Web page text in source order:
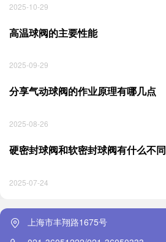
2025-10-29
高温球阀的主要性能
2025-09-29
分享气动球阀的作业原理有哪几点
2025-08-26
硬密封球阀和软密封球阀有什么不同
2025-07-24
上海市丰翔路1675号